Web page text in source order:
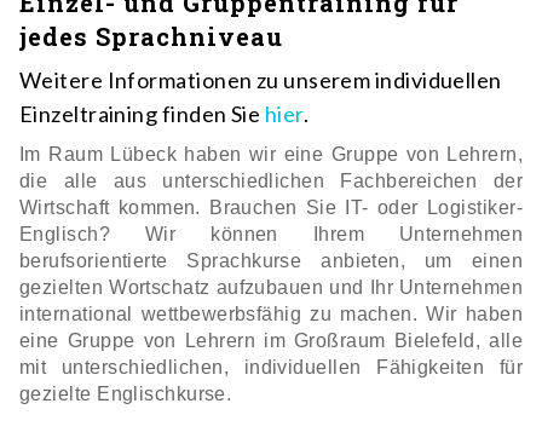
jedes Sprachniveau
Weitere Informationen zu unserem individuellen
Einzeltraining finden Sie hier.
m Raum Lübeck haben wir eine Gruppe von Lehrern,
die alle aus unterschiedlichen Fachbereichen der
Wirtschaft kommen. Brauchen Sie IT- oder Logistiker-
Englisch? Wir können Ihrem Unternehmen
berufsorientierte Sprachkurse anbieten, um einen
gezielten Wortschatz aufzubauen und Ihr Unternehmen
international wettbewerbsfähig zu machen. Wir haben
eine Gruppe von Lehrern im Großraum Bielefeld, alle
mit unterschiedlichen, individuellen Fähigkeiten für
gezielte Englischkurse.